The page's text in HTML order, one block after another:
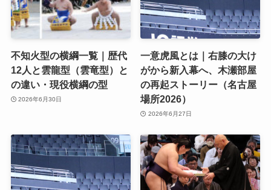
不知火型の横綱一覧｜歴代
12人と雲龍型（雲竜型）と
の違い・現役横綱の型
2026年6月30日
一意虎風とは｜右膝の大け
がから新入幕へ、木瀬部屋
の再起ストーリー（名古屋
場所2026）
2026年6月27日